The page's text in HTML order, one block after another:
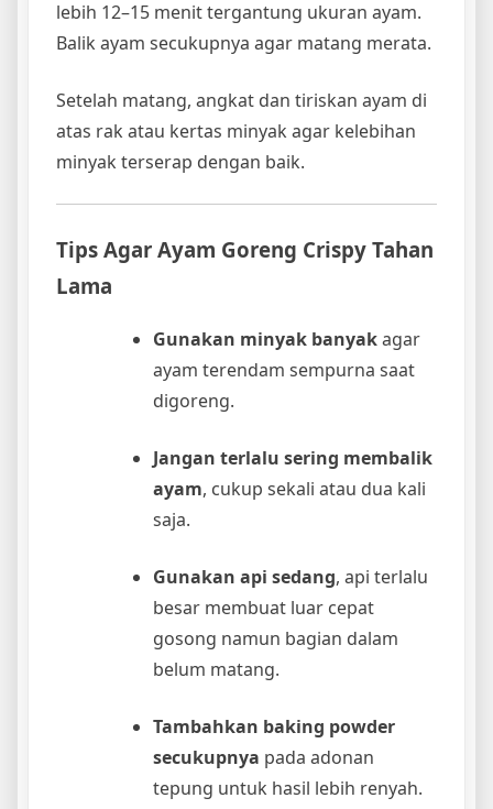
lebih 12–15 menit tergantung ukuran ayam.
Balik ayam secukupnya agar matang merata.
Setelah matang, angkat dan tiriskan ayam di
atas rak atau kertas minyak agar kelebihan
minyak terserap dengan baik.
Tips Agar Ayam Goreng Crispy Tahan
Lama
Gunakan minyak banyakagar
ayam terendam sempurna saat
digoreng.
Jangan terlalu sering membalik
ayam, cukup sekali atau dua kali
saja.
Gunakan api sedang, api terlalu
besar membuat luar cepat
gosong namun bagian dalam
belum matang.
Tambahkan baking powder
secukupnya pada adonan
tepung untuk hasil lebih renyah.